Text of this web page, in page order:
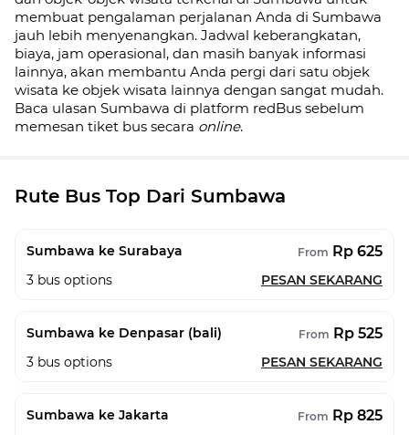
membuat pengalaman perjalanan Anda di Sumbawa
jauh lebih menyenangkan. Jadwal keberangkatan,
biaya, jam operasional, dan masih banyak informasi
lainnya, akan membantu Anda pergi dari satu objek
wisata ke objek wisata lainnya dengan sangat mudah.
Baca ulasan Sumbawa di platform redBus sebelum
memesan tiket bus secara online.
Rute Bus Top Dari Sumbawa
Sumbawa ke Surabaya From Rp 625
3 bus options PESAN SEKARANG
Sumbawa ke Denpasar (bali) From Rp 525
3 bus options PESAN SEKARANG
Sumbawa ke Jakarta From Rp 825